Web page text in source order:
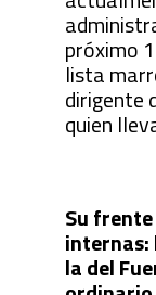
próximo
lista
dirigente
quien
Su
internas:
la del